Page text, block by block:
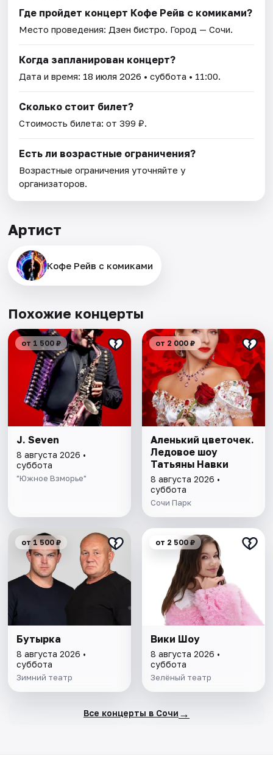
Где пройдет концерт Кофе Рейв с комиками?
Место проведения: Дзен бистро. Город — Сочи.
Когда запланирован концерт?
Дата и время: 18 июля 2026 • суббота • 11:00.
Сколько стоит билет?
Стоимость билета: от 399 ₽.
Есть ли возрастные ограничения?
Возрастные ограничения уточняйте у
организаторов.
Артист
Кофе Рейв с комиками
Похожие концерты
от 1 500 ₽
J. Seven
8 августа 2026 •
суббота
"Южное Взморье"
от 2 000 ₽
Аленький цветочек.
Ледовое шоу
Татьяны Навки
8 августа 2026 •
суббота
Сочи Парк
от 1 500 ₽
Бутырка
8 августа 2026 •
суббота
Зимний театр
от 2 500 ₽
Вики Шоу
8 августа 2026 •
суббота
Зелёный театр
Все концерты в Сочи →